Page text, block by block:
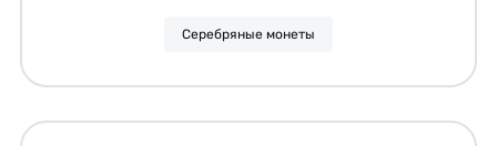
Серебряные монеты